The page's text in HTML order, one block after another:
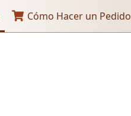
Cómo Hacer un Pedido